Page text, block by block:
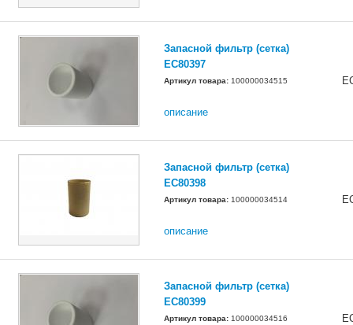
Запасной фильтр (сетка)
EC80397
Артикул товара: 100000034515
описание
Запасной фильтр (сетка)
EC80398
Артикул товара: 100000034514
описание
Запасной фильтр (сетка)
EC80399
Артикул товара: 100000034516